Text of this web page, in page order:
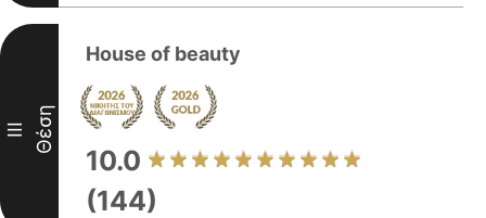
III Θέση
House of beauty
10.0
(144)